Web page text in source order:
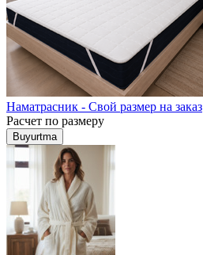
Наматрасник - Свой размер на заказ
Расчет по размеру
Buyurtma